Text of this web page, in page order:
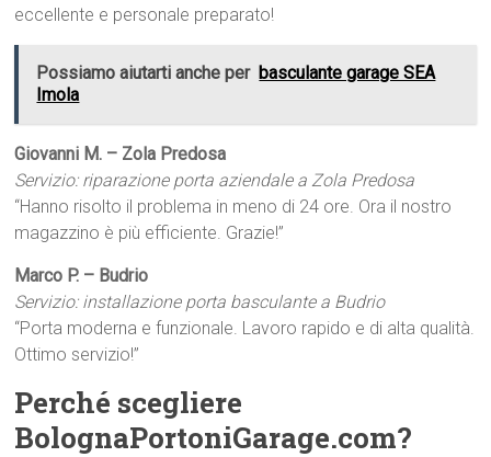
eccellente e personale preparato!
Possiamo aiutarti anche per basculante garage SEA
Imola
Giovanni M. – Zola Predosa
Servizio: riparazione porta aziendale a Zola Predosa
“Hanno risolto il problema in meno di 24 ore. Ora il nostro
magazzino è più efficiente. Grazie!”
Marco P. – Budrio
Servizio: installazione porta basculante a Budrio
“Porta moderna e funzionale. Lavoro rapido e di alta qualità.
Ottimo servizio!”
Perché scegliere
BolognaPortoniGarage.com?